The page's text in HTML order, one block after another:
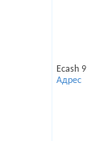
Ecash 9
Адрес